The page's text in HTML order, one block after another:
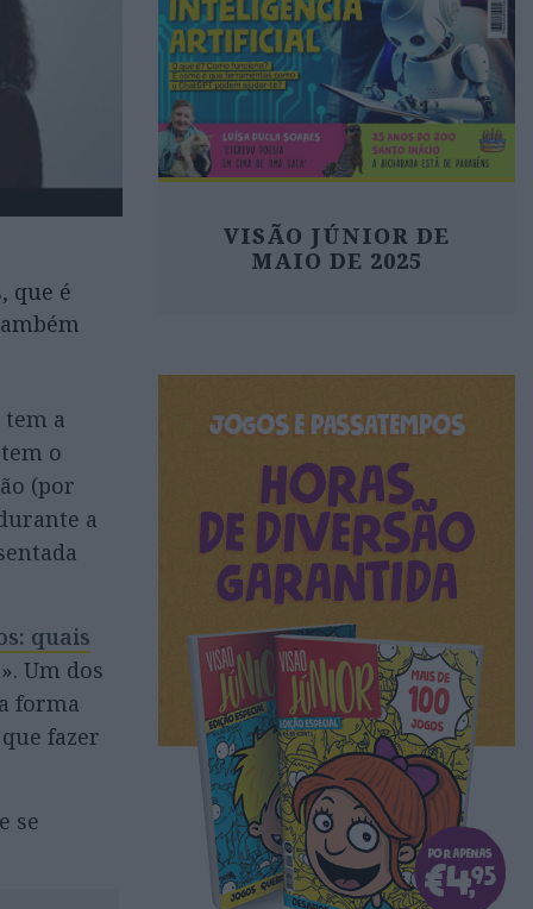
que é
a
o
(por
a
quais
Um dos
forma
fazer
se
VISÃO JÚNIOR DE
MAIO DE 2025